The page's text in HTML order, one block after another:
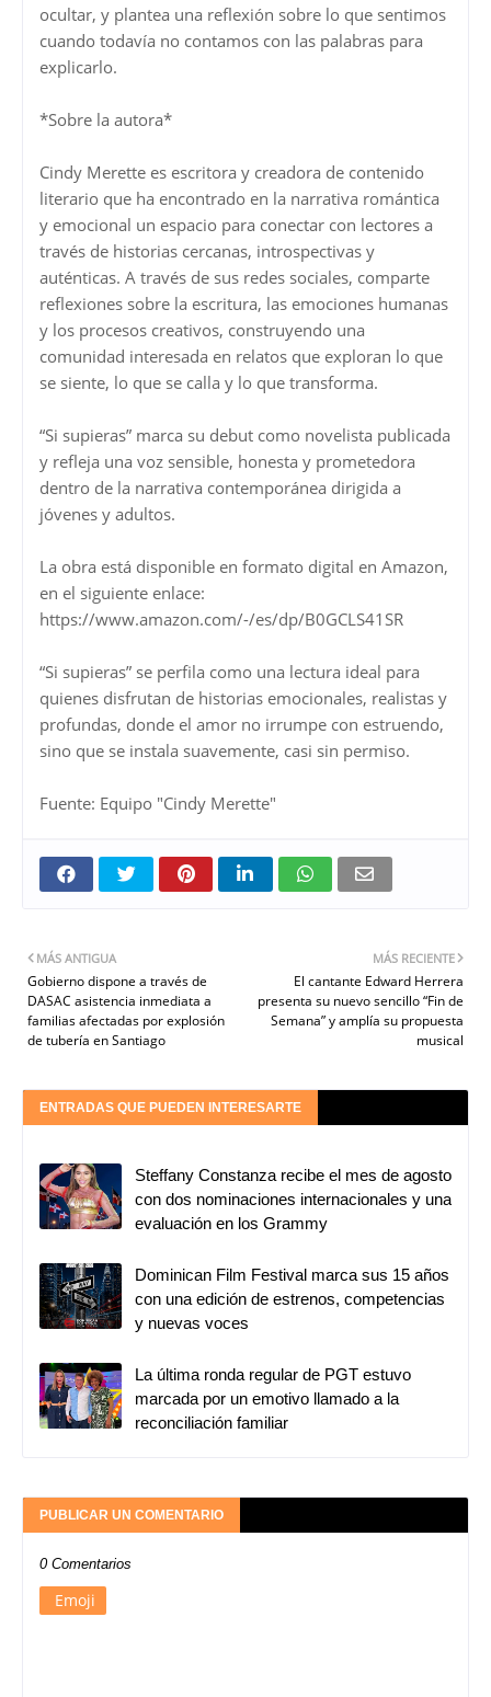
ocultar, y plantea una reflexión sobre lo que sentimos
cuando todavía no contamos con las palabras para
explicarlo.
*Sobre la autora*
Cindy Merette es escritora y creadora de contenido
literario que ha encontrado en la narrativa romántica
y emocional un espacio para conectar con lectores a
través de historias cercanas, introspectivas y
auténticas. A través de sus redes sociales, comparte
reflexiones sobre la escritura, las emociones humanas
y los procesos creativos, construyendo una
comunidad interesada en relatos que exploran lo que
se siente, lo que se calla y lo que transforma.
“Si supieras” marca su debut como novelista publicada
y refleja una voz sensible, honesta y prometedora
dentro de la narrativa contemporánea dirigida a
jóvenes y adultos.
La obra está disponible en formato digital en Amazon,
en el siguiente enlace:
https://www.amazon.com/-/es/dp/B0GCLS41SR
“Si supieras” se perfila como una lectura ideal para
quienes disfrutan de historias emocionales, realistas y
profundas, donde el amor no irrumpe con estruendo,
sino que se instala suavemente, casi sin permiso.
Fuente: Equipo "Cindy Merette"
MÁS RECIENTE
El cantante Edward Herrera
presenta su nuevo sencillo “Fin de
Semana” y amplía su propuesta
musical
MÁS ANTIGUA
Gobierno dispone a través de
DASAC asistencia inmediata a
familias afectadas por explosión
de tubería en Santiago
ENTRADAS QUE PUEDEN INTERESARTE
Steffany Constanza recibe el mes de agosto
con dos nominaciones internacionales y una
evaluación en los Grammy
Dominican Film Festival marca sus 15 años
con una edición de estrenos, competencias
y nuevas voces
La última ronda regular de PGT estuvo
marcada por un emotivo llamado a la
reconciliación familiar
PUBLICAR UN COMENTARIO
0 Comentarios
Emoji